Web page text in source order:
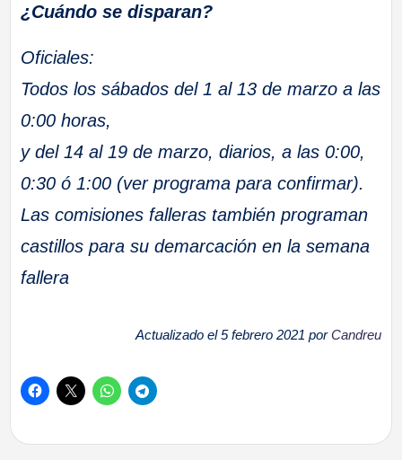
¿Cuándo se disparan?
Oficiales:
Todos los sábados del 1 al 13 de marzo a las
0:00 horas,
y del 14 al 19 de marzo, diarios, a las 0:00,
0:30 ó 1:00 (ver programa para confirmar).
Las comisiones falleras también programan
castillos para su demarcación en la semana
fallera
Actualizado el 5 febrero 2021 porCandreu